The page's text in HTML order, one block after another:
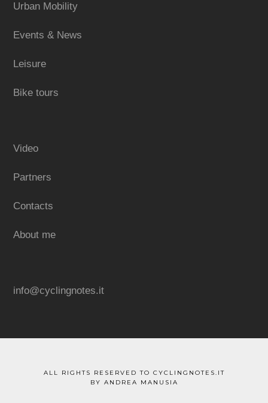
Urban Mobility
Events & News
Leisure
Bike tours
Video
Partners
Contacts
About me
info@cyclingnotes.it
ALL RIGHTS RESERVED TO CYCLINGNOTES.IT
BY ANDREA MANUSIA